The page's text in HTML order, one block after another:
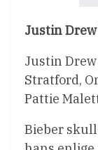
Justin
Justin
Stratford,
Pattie
Bieber